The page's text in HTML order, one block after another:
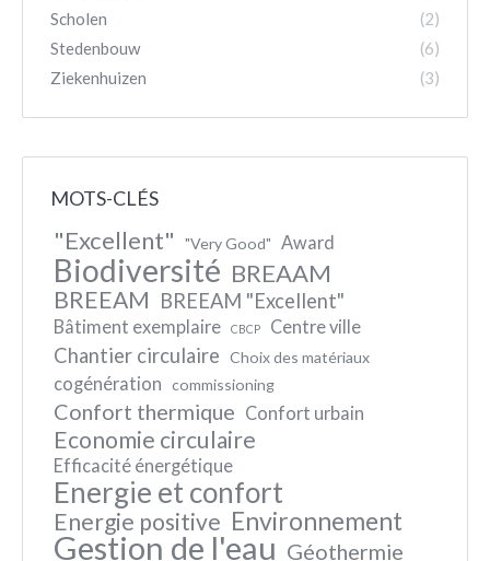
Scholen
(2)
Stedenbouw
(6)
Ziekenhuizen
(3)
MOTS-CLÉS
"Excellent" "Very Good" Award
Biodiversité BREAAM
BREEAM BREEAM "Excellent"
Bâtiment exemplaire CBCP Centre ville
Chantier circulaire Choix des matériaux
cogénération commissioning
Confort thermique Confort urbain
Economie circulaire
Efficacité énergétique
Energie et confort
Energie positive Environnement
Gestion de l'eau Géothermie